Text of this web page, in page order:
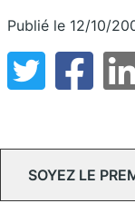
Publié le 12/10/
SOYEZ LE